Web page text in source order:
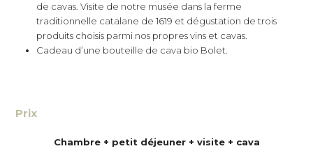
de cavas. Visite de notre musée dans la ferme
traditionnelle catalane de 1619 et dégustation de trois
produits choisis parmi nos propres vins et cavas.
Cadeau d’une bouteille de cava bio Bolet.
Prix
Chambre + petit déjeuner + visite + cava